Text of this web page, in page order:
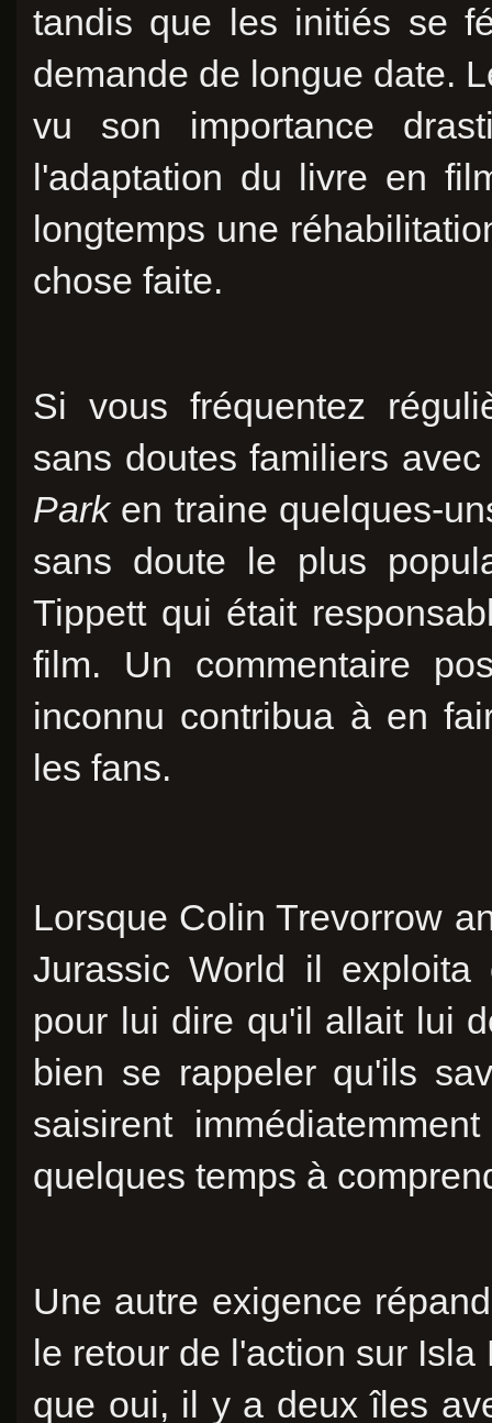
tandis que les initiés se
demande de longue date.
vu son importance
l'adaptation du livre en
longtemps une
chose faite.
Si vous fréquentez
sans doutes familiers
Parken traine quelques-
sans doute le plus
Tippett qui était
film. Un commentaire
inconnu contribua à en
les fans.
Lorsque Colin Trevorrow
Jurassic World il
pour lui dire qu'il allait lui
bien se rappeler qu'ils
saisirent
quelques temps à
Une autre exigence
le retour de l'action sur
que oui, il y a deux îles